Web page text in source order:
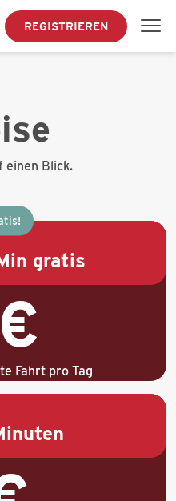
REGISTRIEREN
einen Blick.
gratis
Fahrt pro Tag